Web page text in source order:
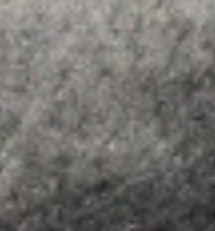
Allyon — Barcelona, Spain
Copyrights © 2026 AVÍS
POLÍTICA DE COOKIES